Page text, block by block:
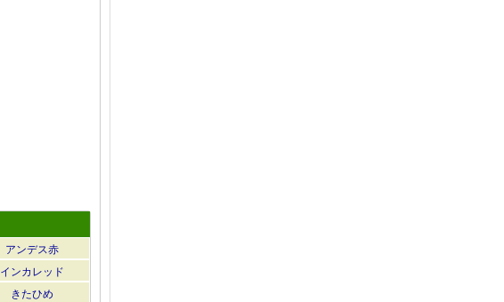
アンデス赤
インカレッド
きたひめ